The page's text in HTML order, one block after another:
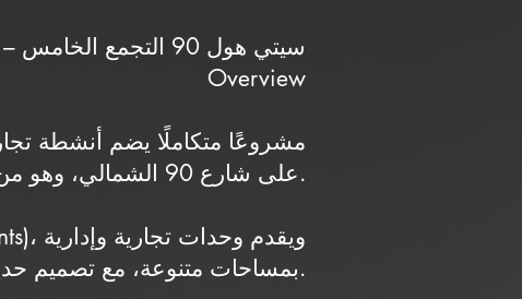
Cityhall 90 – سيتي هول 90 التجمع الخامس
Overview
على شارع 90 الشمالي، وهو من أهم الشوارع التجارية في المنطقة.
بمساحات متنوعة، مع تصميم حديث يركز على توفير بيئة عمل مناسبة في موقع يخدم حركة تجارية نشطة.